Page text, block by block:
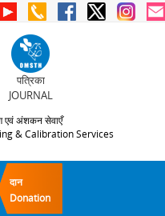
पत्रिका
JOURNAL
एवं अंशकन सेवाएँ
& Calibration Services
दान
Donation